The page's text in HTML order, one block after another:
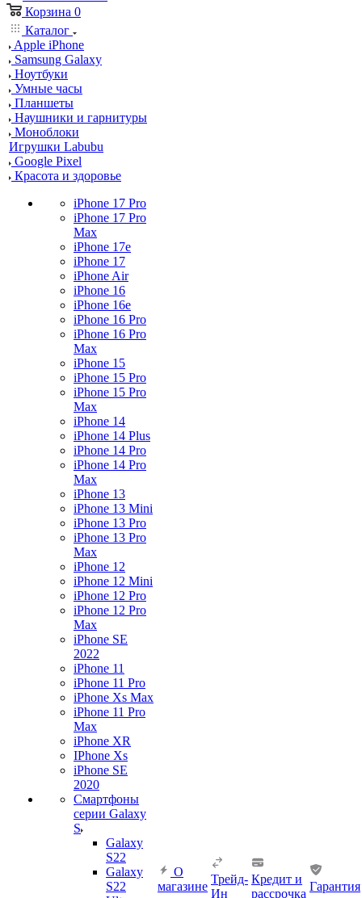
Корзина 0
Каталог
Apple iPhone
Samsung Galaxy
Ноутбуки
Умные часы
Планшеты
Наушники и гарнитуры
Моноблоки
Игрушки Labubu
Google Pixel
Красота и здоровье
iPhone 17 Pro
iPhone 17 Pro
Max
iPhone 17e
iPhone 17
iPhone Air
iPhone 16
iPhone 16e
iPhone 16 Pro
iPhone 16 Pro
Max
iPhone 15
iPhone 15 Pro
iPhone 15 Pro
Max
iPhone 14
iPhone 14 Plus
iPhone 14 Pro
iPhone 14 Pro
Max
iPhone 13
iPhone 13 Mini
iPhone 13 Pro
iPhone 13 Pro
Max
iPhone 12
iPhone 12 Mini
iPhone 12 Pro
iPhone 12 Pro
Max
iPhone SE
2022
iPhone 11
iPhone 11 Pro
iPhone Xs Max
iPhone 11 Pro
Max
iPhone XR
IPhone Xs
iPhone SE
2020
Смартфоны
серии Galaxy
S
Galaxy
S22
Galaxy
S22
О
магазине
Трейд-
Ин
Кредит и
рассрочка
Гарантия